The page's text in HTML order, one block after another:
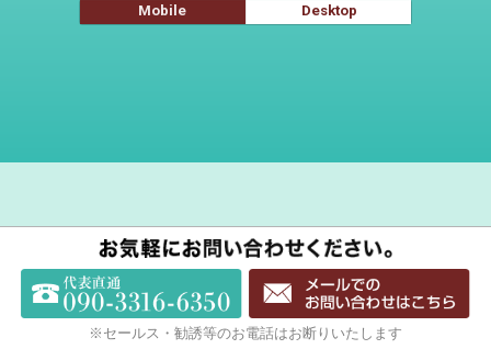
Mobile Desktop
※セールス・勧誘等のお電話はお断りいたします